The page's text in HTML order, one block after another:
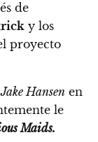
de
y los
proyecto
Jake Hansen en
le
Maids.